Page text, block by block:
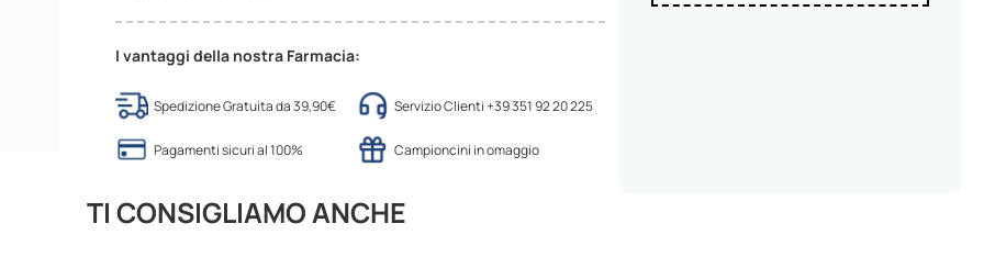
I vantaggi della nostra Farmacia:
Spedizione Gratuita da 39,90€ Servizio Clienti +39 351 92 20 225
Pagamenti sicuri al 100% Campioncini in omaggio
TI CONSIGLIAMO ANCHE